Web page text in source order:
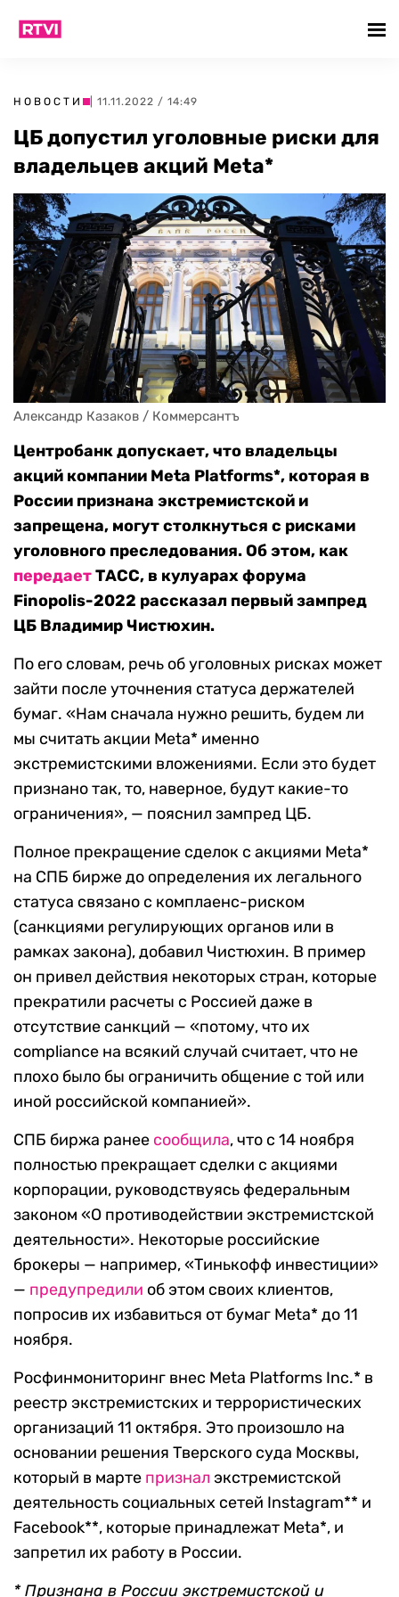
НОВОСТИ | 11.11.2022 / 14:49
ЦБ допустил уголовные риски для
владельцев акций Meta*
Александр Казаков / Коммерсантъ
Центробанк допускает, что владельцы
акций компании Meta Platforms*, которая в
России признана экстремистской и
запрещена, могут столкнуться с рисками
уголовного преследования. Об этом, как
передаетТАСС, в кулуарах форума
Finopolis-2022 рассказал первый зампред
ЦБ Владимир Чистюхин.
По его словам, речь об уголовных рисках может
зайти после уточнения статуса держателей
бумаг. «Нам сначала нужно решить, будем ли
мы считать акции Meta* именно
экстремистскими вложениями. Если это будет
признано так, то, наверное, будут какие-то
ограничения», — пояснил зампред ЦБ.
Полное прекращение сделок с акциями Meta*
на СПБ бирже до определения их легального
статуса связано с комплаенс-риском
(санкциями регулирующих органов или в
рамках закона), добавил Чистюхин. В пример
он привел действия некоторых стран, которые
прекратили расчеты с Россией даже в
отсутствие санкций — «потому, что их
compliance на всякий случай считает, что не
плохо было бы ограничить общение с той или
иной российской компанией».
СПБ биржа ранее сообщила, что с 14 ноября
полностью прекращает сделки с акциями
корпорации, руководствуясь федеральным
законом «О противодействии экстремистской
деятельности». Некоторые российские
брокеры — например, «Тинькофф инвестиции»
— предупредили об этом своих клиентов,
попросив их избавиться от бумаг Meta* до 11
ноября.
Росфинмониторинг внес Meta Platforms Inc.* в
реестр экстремистских и террористических
организаций 11 октября. Это произошло на
основании решения Тверского суда Москвы,
который в марте признал экстремистской
деятельность социальных сетей Instagram** и
Facebook**, которые принадлежат Meta*, и
запретил их работу в России.
* Признана в России экстремистской и